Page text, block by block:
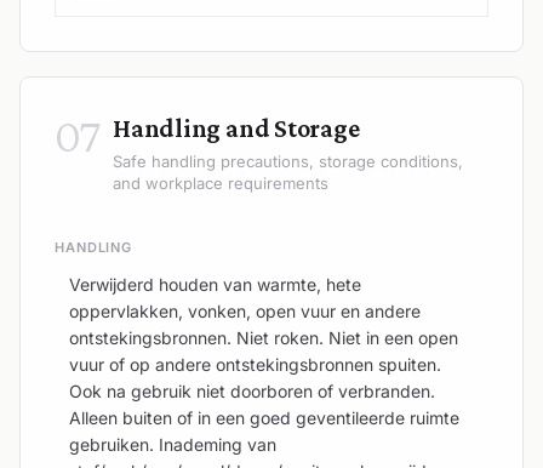
07 Handling and Storage
Safe handling precautions, storage conditions,
and workplace requirements
HANDLING
Verwijderd houden van warmte, hete
oppervlakken, vonken, open vuur en andere
ontstekingsbronnen. Niet roken. Niet in een open
vuur of op andere ontstekingsbronnen spuiten.
Ook na gebruik niet doorboren of verbranden.
Alleen buiten of in een goed geventileerde ruimte
gebruiken. Inademing van